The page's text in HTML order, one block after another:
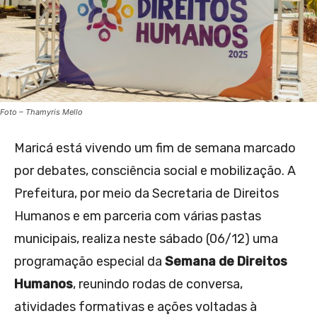
Foto – Thamyris Mello
Maricá está vivendo um fim de semana marcado
por debates, consciência social e mobilização. A
Prefeitura, por meio da Secretaria de Direitos
Humanos e em parceria com várias pastas
municipais, realiza neste sábado (06/12) uma
programação especial da Semana de Direitos
Humanos, reunindo rodas de conversa,
atividades formativas e ações voltadas à